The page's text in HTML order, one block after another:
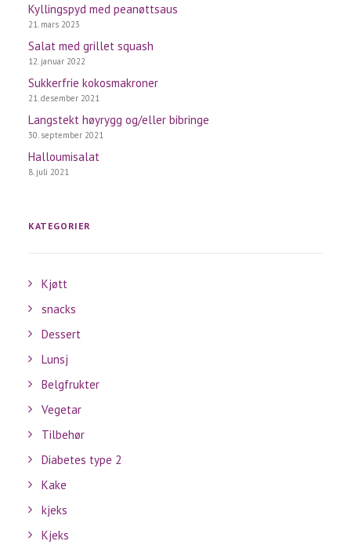
Kyllingspyd med peanøttsaus
21. mars 2023
Salat med grillet squash
12. januar 2022
Sukkerfrie kokosmakroner
21. desember 2021
Langstekt høyrygg og/eller bibringe
30. september 2021
Halloumisalat
8. juli 2021
KATEGORIER
Kjøtt
snacks
Dessert
Lunsj
Belgfrukter
Vegetar
Tilbehør
Diabetes type 2
Kake
kjeks
Kjeks